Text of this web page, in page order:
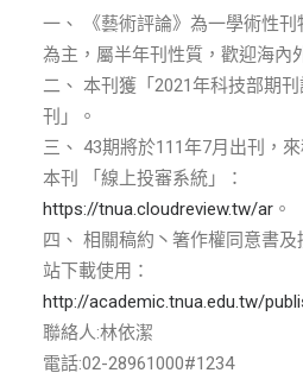
聯絡我們 CONTACT
法規章程
ENGLISH
搜尋
一、 《藝術評論》為一學術性
為主，屬半年刊性質，歡迎海內
二、 本刊獲「2021年科技部期
刊」。
三、 43期將於111年7月出刊，
本刊 「線上投審系統」：
https://tnua.cloudreview.tw/ar 。
四、 相關稿約丶箸作權同意書
站下載使用：
http://academic.tnua.edu.tw/
聯絡人:林依潔
電話:02-28961000#1234